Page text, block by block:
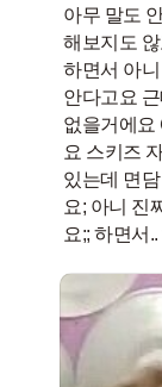
아무 말도
해보지도
하면서 아
안다고요
없을거에요
요 스키즈
있는데 면
요; 아니 진